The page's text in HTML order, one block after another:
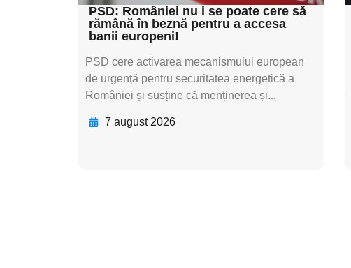
PSD: României nu i se poate cere să
rămână în beznă pentru a accesa
banii europeni!
PSD cere activarea mecanismului european
de urgență pentru securitatea energetică a
României și susține că menținerea și...
7 august 2026